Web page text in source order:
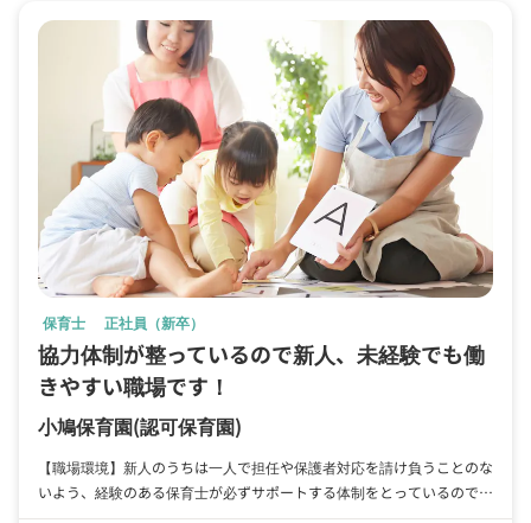
保育士 正社員（新卒）
協力体制が整っているので新人、未経験でも働
きやすい職場です！
小鳩保育園(認可保育園)
【職場環境】新人のうちは一人で担任や保護者対応を請け負うことのな
いよう、経験のある保育士が必ずサポートする体制をとっているので、
安心して仕事ができます。